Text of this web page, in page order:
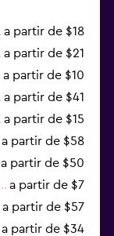
a partir de $18
a partir de $21
a partir de $10
a partir de $41
a partir de $15
a partir de $58
a partir de $50
a partir de $7
a partir de $57
a partir de $34